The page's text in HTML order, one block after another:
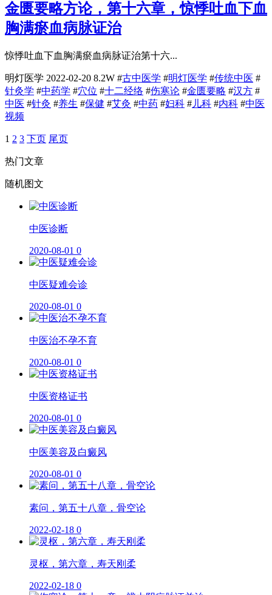
金匮要略方论，第十六章，惊悸吐血下血
胸满瘀血病脉证治
惊悸吐血下血胸满瘀血病脉证治第十六...
明灯医学 2022-02-20 8.2W #古中医学 #明灯医学 #传统中医 #
针灸学 #中药学 #穴位 #十二经络 #伤寒论 #金匮要略 #汉方 #
中医 #针灸 #养生 #保健 #艾灸 #中药 #妇科 # 儿科 #内科 #中医
视频
1 2 3 下页 尾页
热门文章
随机图文
​中医诊断
2020-08-01 0
中医疑难会诊
2020-08-01 0
中医治不孕不育
2020-08-01 0
中医资格证书
2020-08-01 0
中医美容及白癜风
2020-08-01 0
素问，第五十八章，骨空论
2022-02-18 0
灵枢，第六章，寿天刚柔
2022-02-18 0